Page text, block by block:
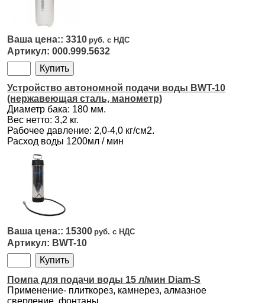
3310
000.999.5632
Устройство автономной подачи воды BWT-10
(нержавеющая сталь, манометр)
Диаметр бака: 180 мм.
Вес нетто: 3,2 кг.
Рабочее давление: 2,0-4,0 кг/см2.
Расход воды 1200мл / мин
15300
BWT-10
Помпа для подачи воды 15 л/мин Diam-S
Применение- плиткорез, камнерез, алмазное
сверление, фонтаны.